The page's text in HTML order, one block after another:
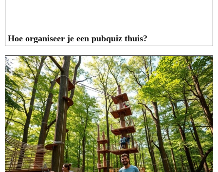
Hoe organiseer je een pubquiz thuis?